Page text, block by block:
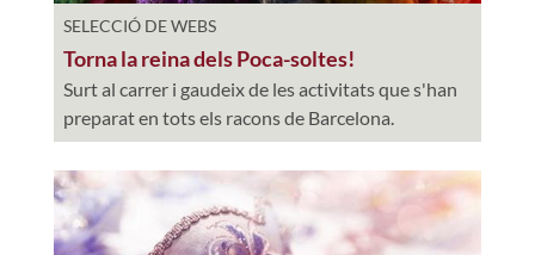
SELECCIÓ DE WEBS
Torna la reina dels Poca-soltes!
Surt al carrer i gaudeix de les activitats que s'han
preparat en tots els racons de Barcelona.